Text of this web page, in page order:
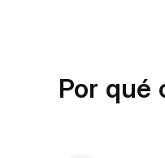
Por qué